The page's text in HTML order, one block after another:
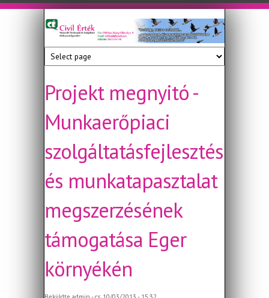
Ugrás a tartalomra
Civil
Érték
Nonprofit
Tanácsadó
és
Közhasznú
Projekt megnyitó -
Munkaerőpiaci
szolgáltatásfejlesztés
és munkatapasztalat
megszerzésének
támogatása Eger
környékén